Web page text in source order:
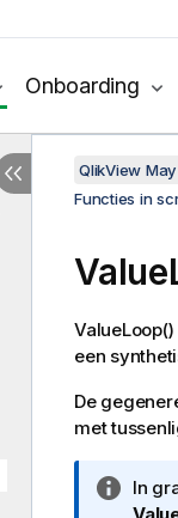
Onboarding
QlikView
Functies in
ValueLoop()
een
De
met
IIn